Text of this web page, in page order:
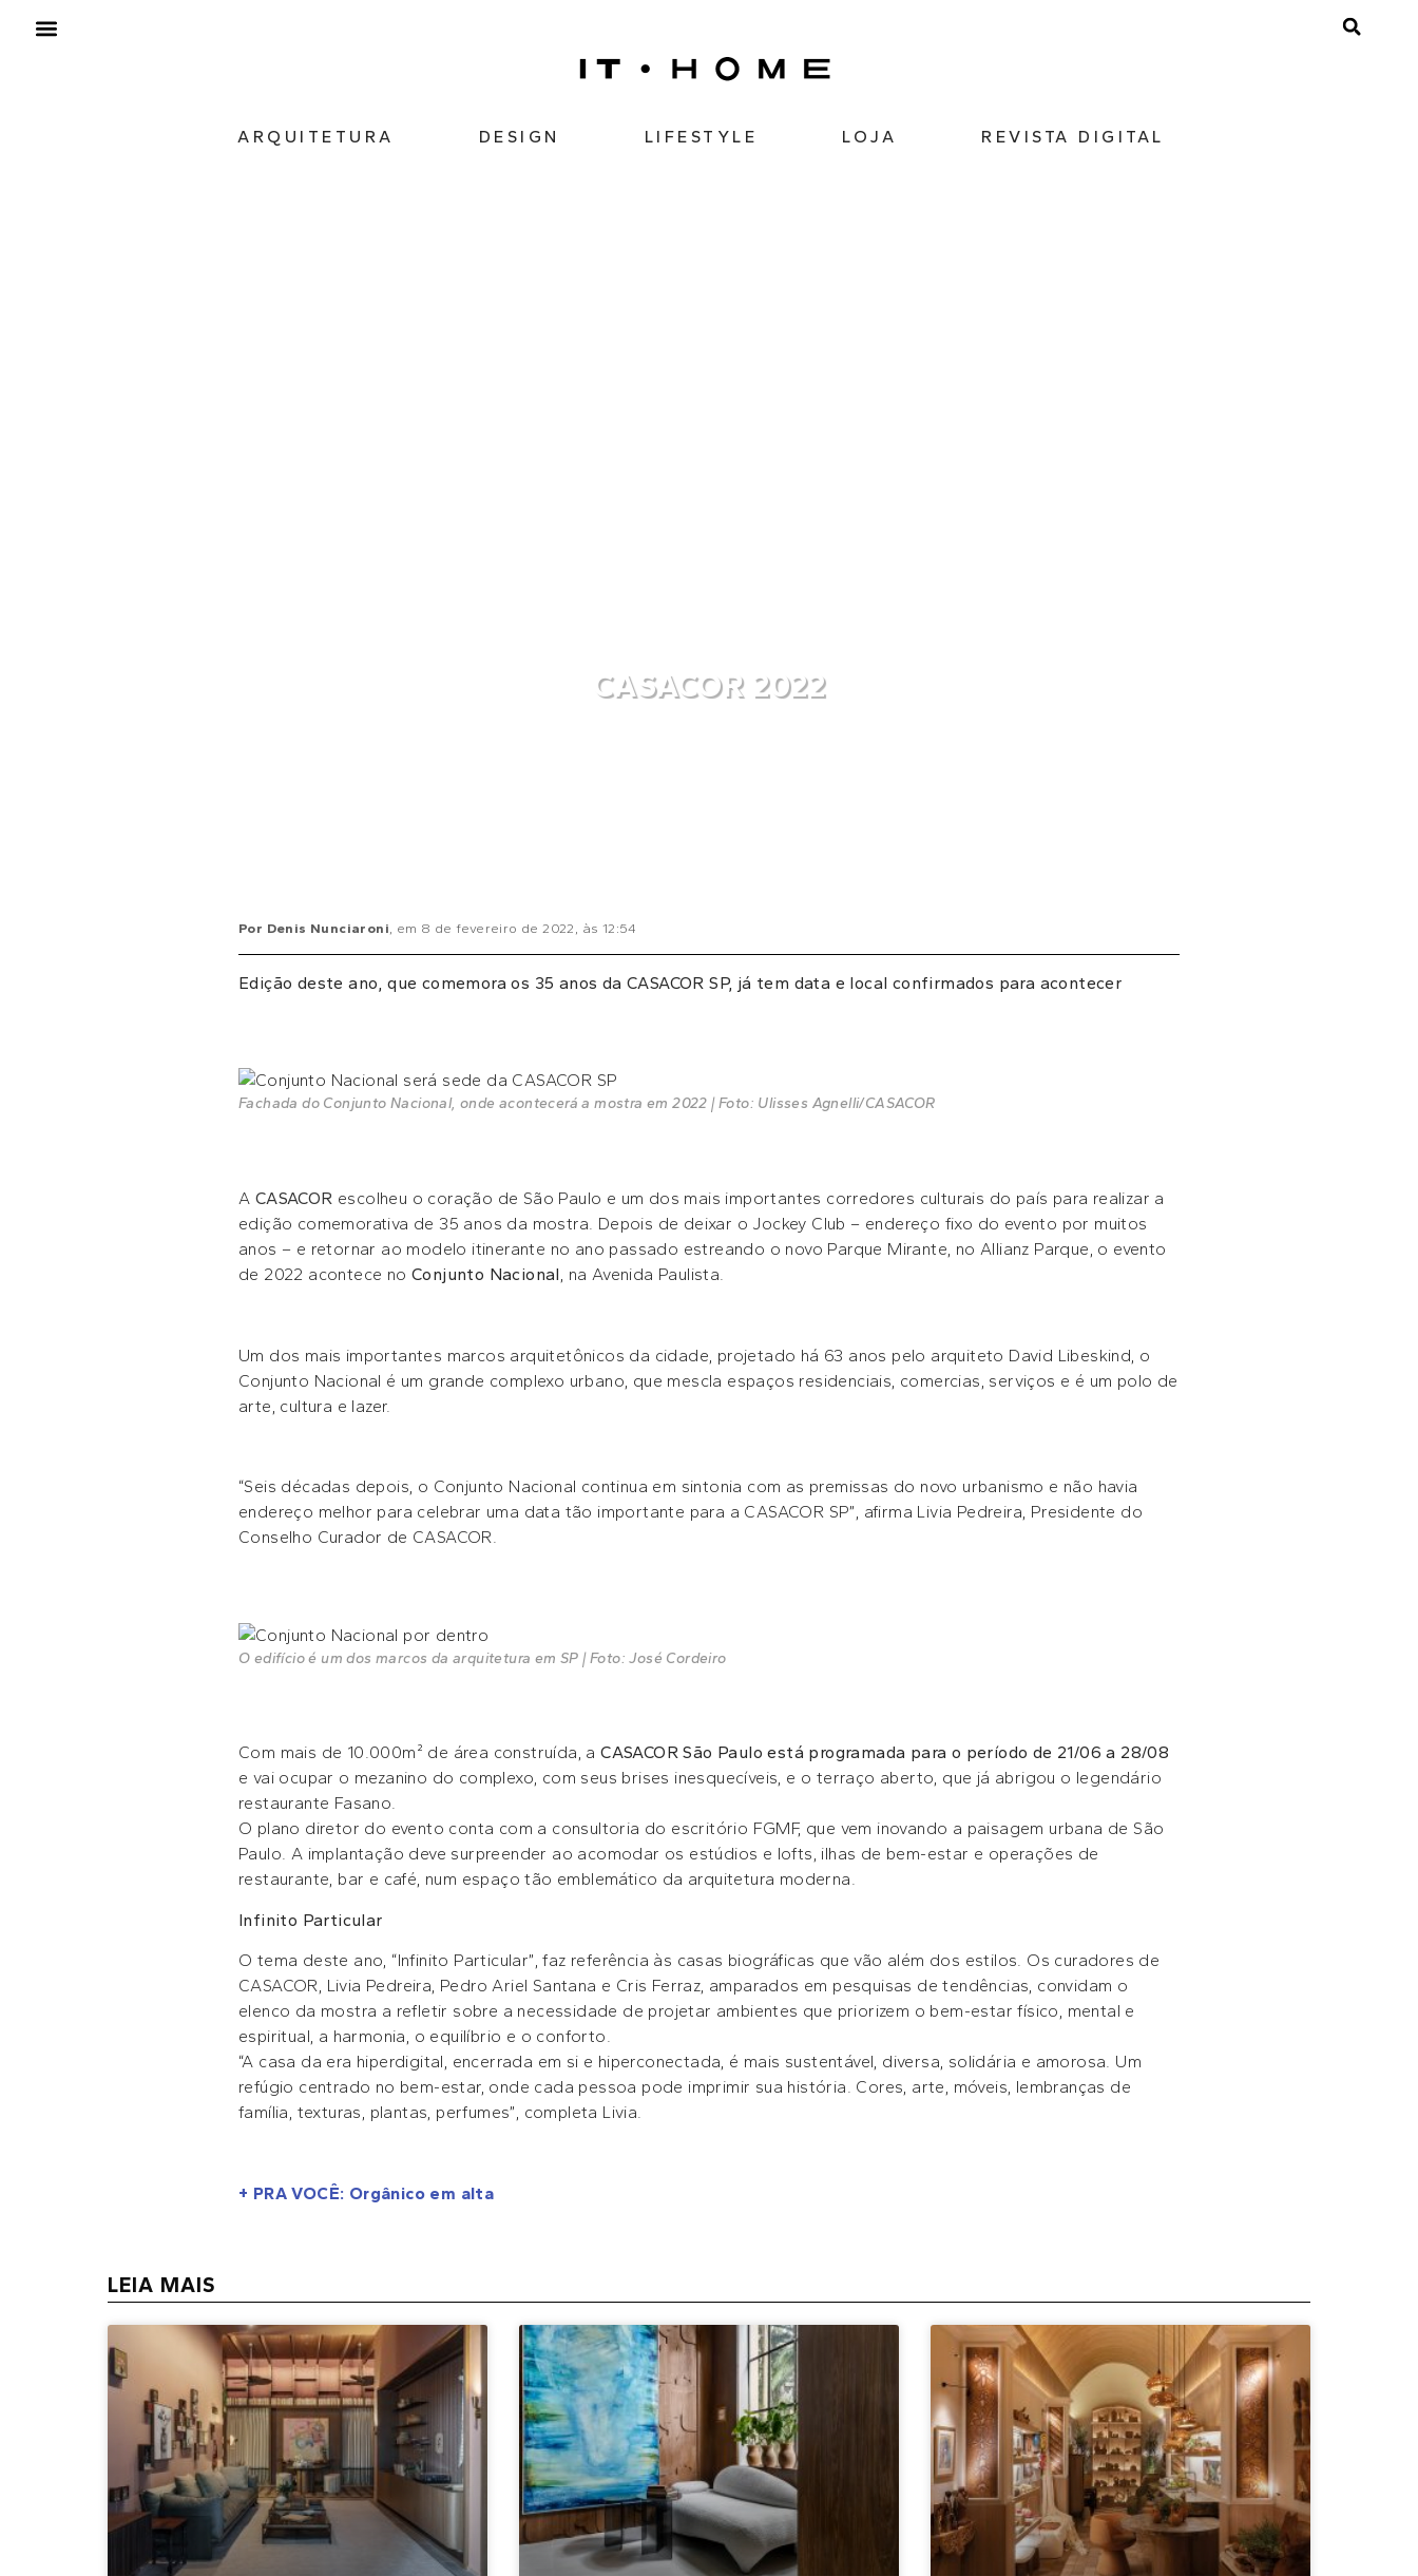
ARQUITETURA DESIGN LIFESTYLE LOJA REVISTA DIGITAL
CASACOR 2022
Por Denis Nunciaroni, em 8 de fevereiro de 2022 , às 12:54
Edição deste ano, que comemora os 35 anos da CASACOR SP, já tem data e local confirmados para acontecer
Fachada do Conjunto Nacional, onde acontecerá a mostra em 2022 | Foto: Ulisses Agnelli/CASACOR
A CASACOR escolheu o coração de São Paulo e um dos mais importantes corredores culturais do país para realizar a
edição comemorativa de 35 anos da mostra. Depois de deixar o Jockey Club – endereço fixo do evento por muitos
anos – e retornar ao modelo itinerante no ano passado estreando o novo Parque Mirante, no Allianz Parque, o evento
de 2022 acontece no Conjunto Nacional , na Avenida Paulista.
Um dos mais importantes marcos arquitetônicos da cidade, projetado há 63 anos pelo arquiteto David Libeskind, o
Conjunto Nacional é um grande complexo urbano, que mescla espaços residenciais, comercias, serviços e é um polo de
arte, cultura e lazer.
“Seis décadas depois, o Conjunto Nacional continua em sintonia com as premissas do novo urbanismo e não havia
endereço melhor para celebrar uma data tão importante para a CASACOR SP”, afirma Livia Pedreira, Presidente do
Conselho Curador de CASACOR.
O edifício é um dos marcos da arquitetura em SP | Foto: José Cordeiro
Com mais de 10.000m² de área construída, aCASACOR São Paulo está programada para o período de 21/06 a 28/08
e vai ocupar o mezanino do complexo, com seus brises inesquecíveis, e o terraço aberto, que já abrigou o legendário
restaurante Fasano.
O plano diretor do evento conta com a consultoria do escritório FGMF, que vem inovando a paisagem urbana de São
Paulo. A implantação deve surpreender ao acomodar os estúdios e lofts, ilhas de bem-estar e operações de
restaurante, bar e café, num espaço tão emblemático da arquitetura moderna.
Infinito Particular
O tema deste ano, “Infinito Particular”, faz referência às casas biográficas que vão além dos estilos. Os curadores de
CASACOR, Livia Pedreira, Pedro Ariel Santana e Cris Ferraz, amparados em pesquisas de tendências, convidam o
elenco da mostra a refletir sobre a necessidade de projetar ambientes que priorizem o bem-estar físico, mental e
espiritual, a harmonia, o equilíbrio e o conforto.
“A casa da era hiperdigital, encerrada em si e hiperconectada, é mais sustentável, diversa, solidária e amorosa. Um
refúgio centrado no bem-estar, onde cada pessoa pode imprimir sua história. Cores, arte, móveis, lembranças de
família, texturas, plantas, perfumes”, completa Livia.
+ PRA VOCÊ: Orgânico em alta
LEIA MAIS